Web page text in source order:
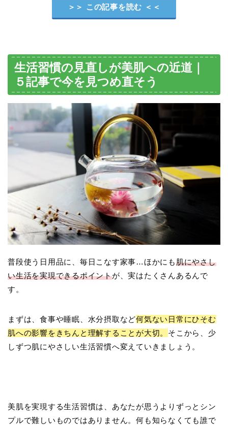
＞＞ この記事を読む ＜＜
生活習慣の見直しが美肌への近道｜
５記事で今を見つめ直そう
普段使う日用品に、毎日こなす家事…ほかにも肌にやさし
い生活を実現できるポイントが、実はたくさんあるんで
す。
まずは、食事や睡眠、水分摂取など何気ない日常にひそむ
肌への影響をきちんと理解することが大切。 そこから、少
しずつ肌にやさしい生活習慣へ変えていきましょう。
美肌を実現する生活習慣は、あなたが思うよりずっとシン
プルで難しいものではありません。何も知らなくても誰で